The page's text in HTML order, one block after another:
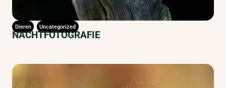
Dieren Uncategorized
NACHTFOTOGRAFIE